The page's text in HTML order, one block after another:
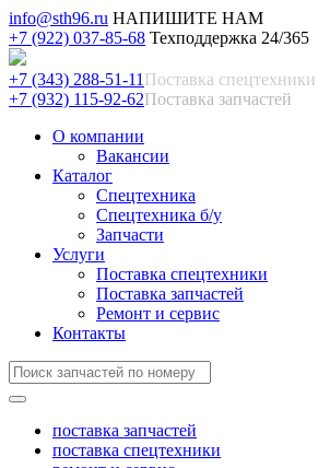
info@sth96.ru НАПИШИТЕ НАМ
+7 (922) 037-85-68 Техподдержка 24/365
+7 (343) 288-51-11 Поставка спецтехники
+7 (932) 115-92-62Поставка запчастей
О компании
Вакансии
Каталог
Спецтехника
Спецтехника б/у
Запчасти
Услуги
Поставка спецтехники
Поставка запчастей
Ремонт и сервис
Контакты
поставка запчастей
поставка спецтехники